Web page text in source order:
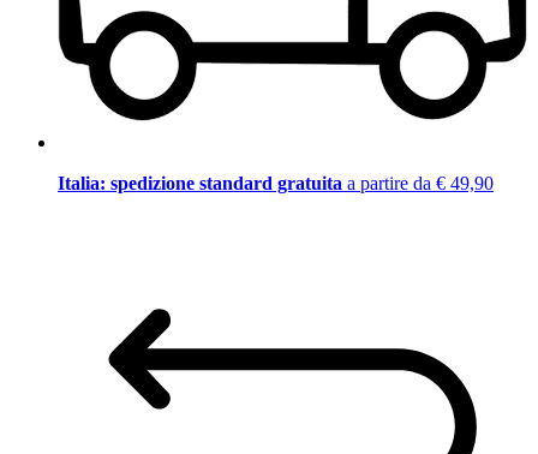
Italia: spedizione standard gratuita a partire da € 49,90